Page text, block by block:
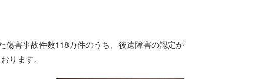
害事故件数118万件のうち、後遺障害の認定が
ります。